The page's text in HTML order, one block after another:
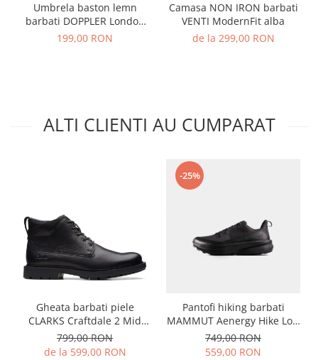
Umbrela baston lemn
barbati DOPPLER London
negru
199,00 RON
Camasa NON IRON barbati
VENTI ModernFit alba
de la 299,00 RON
ALTI CLIENTI AU CUMPARAT
Gheata barbati piele
CLARKS Craftdale 2 Mid
negru
799,00 RON
de la 599,00 RON
-25%
Pantofi hiking barbati
MAMMUT Aenergy Hike Low
GTX negru
749,00 RON
559,00 RON